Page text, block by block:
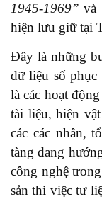
1945-1969” và
hiện lưu giữ tại
Đây là những
dữ liệu số phục
là các hoạt
tài liệu, hiện
các các nhân,
tàng đang
công nghệ
sản thì việc tư